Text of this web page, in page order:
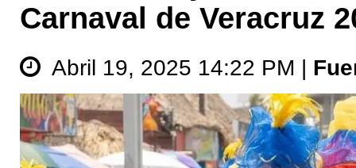
Carnaval de Veracruz
Abril 19, 2025 14:22 PM |